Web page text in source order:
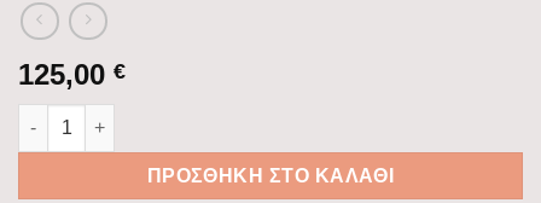
125,00 €
ΘΕΡΜΟΣΤΑΤΗΣ (thermostat) ποσότητα
ΠΡΟΣΘΉΚΗ ΣΤΟ ΚΑΛΆΘΙ